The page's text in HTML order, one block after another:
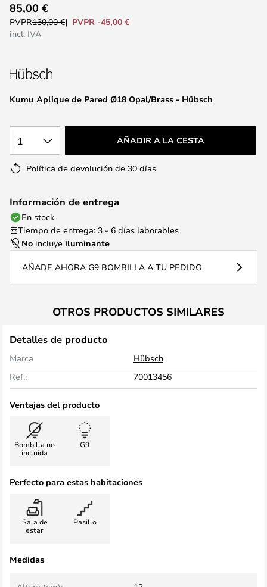
al
comienzo
galería
imágenes
Kumu Aplique de Pared Ø18 Opal/Brass - Hübsch
85,00 €
PVPR130,00 €
PVPR -45,00 €
incl. IVA
1 AÑADIR A LA CESTA
Política de devolución de 30 días
Información de entrega
En stock
Tiempo de entrega: 3 - 6 días laborables
No incluye iluminante
AÑADE AHORA G9 BOMBILLA A TU PEDIDO
OTROS PRODUCTOS SIMILARES
Detalles de producto
Marca
Hübsch
Ref.:
70013456
Ventajas del producto
Bombilla no
incluida
G9
Perfecto para estas habitaciones
Sala de
estar
Pasillo
Medidas